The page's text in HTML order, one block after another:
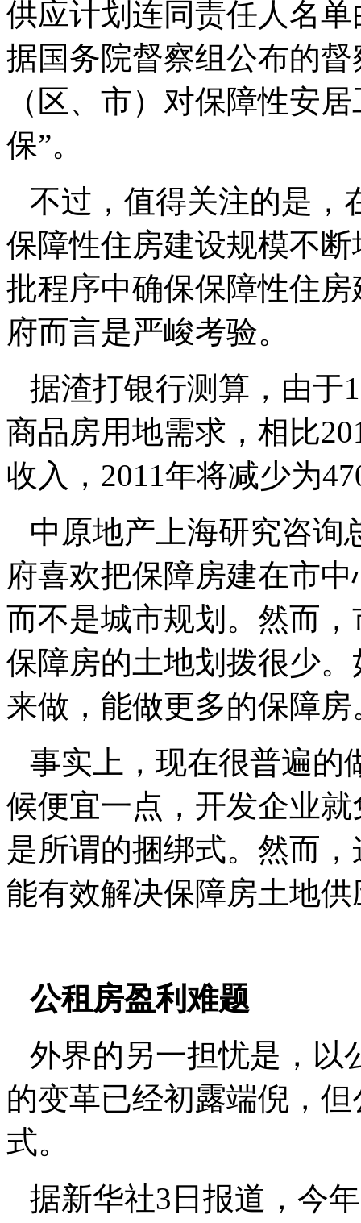
供应计划连同责任人名
据国务院督察组公布的
（区、市）对保障性安
保”。
不过，值得关注的是，
保障性住房建设规模不
批程序中确保保障性住
府而言是严峻考验。
据渣打银行测算，由于
商品房用地需求，相比
收入，2011年将减少为
中原地产上海研究咨询
府喜欢把保障房建在市
而不是城市规划。然而
保障房的土地划拨很少
来做，能做更多的保障房
事实上，现在很普遍的
候便宜一点，开发企业
是所谓的捆绑式。然而
能有效解决保障房土地供
公租房盈利难题
外界的另一担忧是，以
的变革已经初露端倪，
式。
据新华社3日报道，今